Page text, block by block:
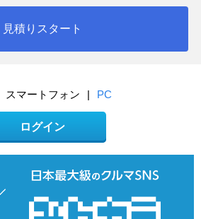
見積りスタート
スマートフォン | PC
ログイン